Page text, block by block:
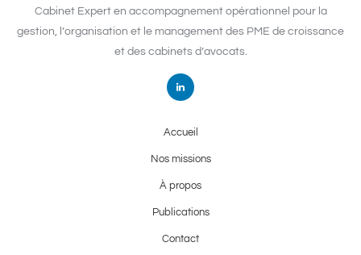
Cabinet Expert en accompagnement opérationnel pour la
gestion, l’organisation et le management des PME de croissance
et des cabinets d’avocats.
Accueil
Nos missions
À propos
Publications
Contact